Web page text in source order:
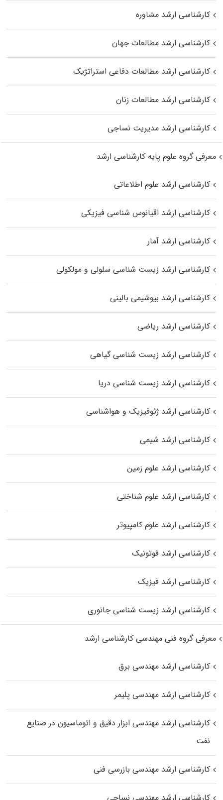
کارشناسی ارشد مشاوره
کارشناسی ارشد مطالعات جهان
کارشناسی ارشد مطالعات دفاعی استراتژیک
کارشناسی ارشد مطالعات زنان
کارشناسی ارشد مدیریت نساجی
معرفی گروه علوم پایه کارشناسی ارشد
کارشناسی ارشد علوم اطلاعاتی
کارشناسی ارشد اقیانوس‌ شناسی فیزیکی
کارشناسی ارشد آمار
کارشناسی ارشد زیست شناسی سلولی و مولکولی
کارشناسی ارشد بیوشیمی بالینی
کارشناسی ارشد ریاضی
کارشناسی ارشد زیست‌ شناسی گیاهی
کارشناسی ارشد زیست‌ شناسی دریا
کارشناسی ارشد ژئوفیزیک و هواشناسی
کارشناسی ارشد شیمی
کارشناسی ارشد علوم زمین
کارشناسی ارشد علوم شناختی
کارشناسی ارشد علوم کامپیوتر
کارشناسی ارشد فوتونیک
کارشناسی ارشد فیزیک
کارشناسی ارشد زیست‌ شناسی جانوری
معرفی گروه فنی مهندسی کارشناسی ارشد
کارشناسی ارشد مهندسی برق
کارشناسی ارشد مهندسی پلیمر
کارشناسی ارشد مهندسی ابزار دقیق و اتوماسیون در صنایع
نفت
کارشناسی ارشد مهندسی بازرسی فنی